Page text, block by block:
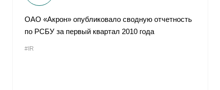
ОАО «Акрон» опубликовало сводную отчетность
по РСБУ за первый квартал 2010 года
#IR